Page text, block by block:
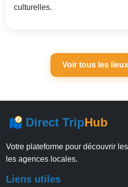
culturelles.
Voir tous les
Direct TripHub
Votre plateforme pour découvrir
les agences locales.
Liens utiles